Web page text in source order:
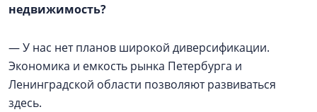
недвижимость?
— У нас нет планов широкой диверсификации.
Экономика и емкость рынка Петербурга и
Ленинградской области позволяют развиваться
здесь.